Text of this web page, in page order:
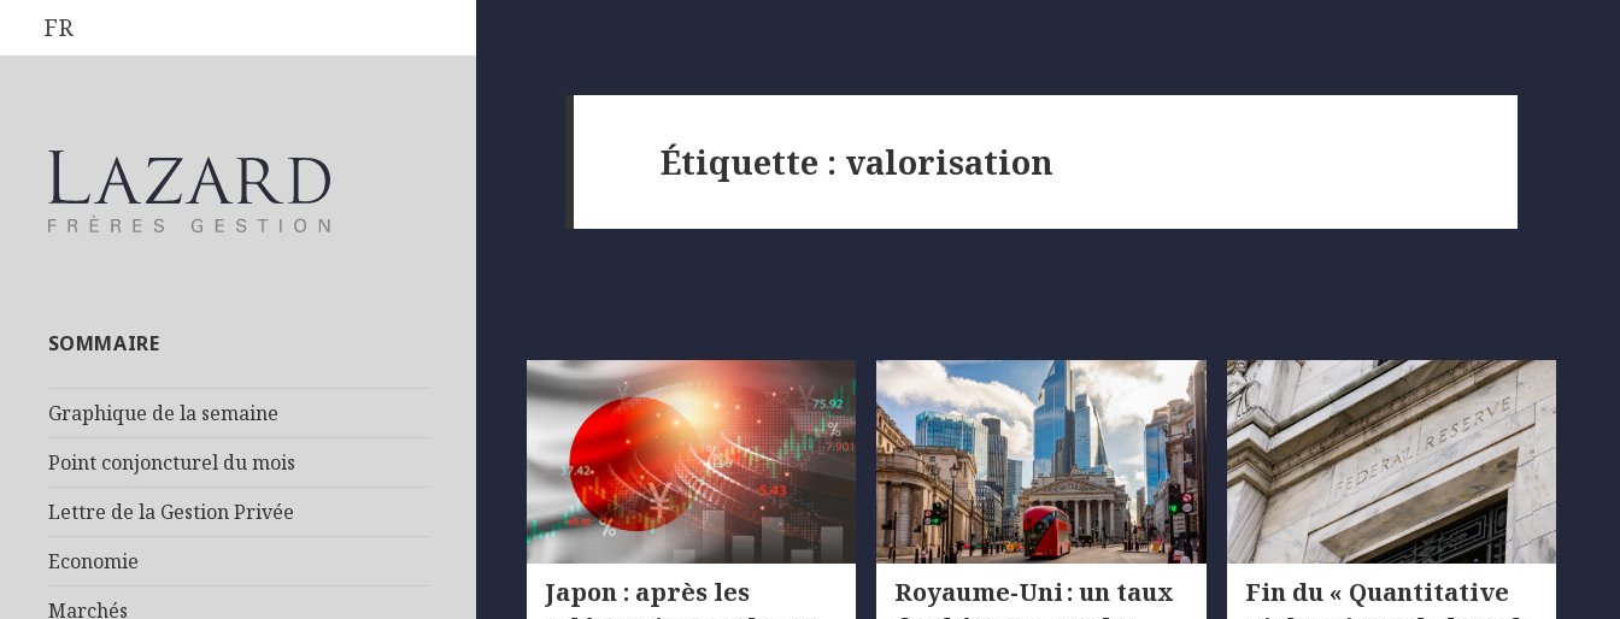
FR
SOMMAIRE
Graphique de la semaine
Point conjoncturel du mois
Lettre de la Gestion Privée
Economie
Marchés
Étiquette : valorisation
Japon : après les
Royaume-Uni : un taux
Fin du « Quantitative